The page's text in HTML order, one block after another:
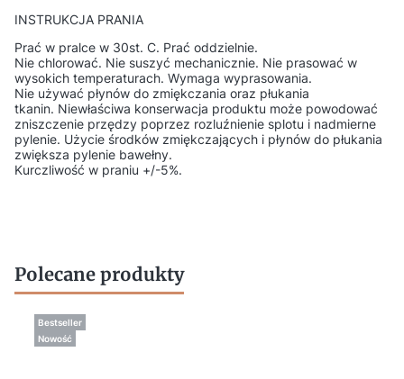
INSTRUKCJA PRANIA
Prać w pralce w 30st. C. Prać oddzielnie.
Nie chlorować. Nie suszyć mechanicznie. Nie prasować w
wysokich temperaturach. Wymaga wyprasowania.
Nie używać płynów do zmiękczania oraz płukania
tkanin. Niewłaściwa konserwacja produktu może powodować
zniszczenie przędzy poprzez rozluźnienie splotu i nadmierne
pylenie. Użycie środków zmiękczających i płynów do płukania
zwiększa pylenie bawełny.
Kurczliwość w praniu +/-5%.
Polecane produkty
Bestseller
Nowość